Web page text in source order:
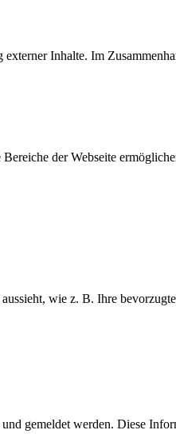
Inhalte. Im
der Webseite
wie z. B. Ihre
gemeldet werden. Diese